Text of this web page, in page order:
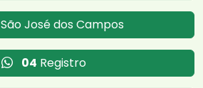
São José dos Campos
04 Registro